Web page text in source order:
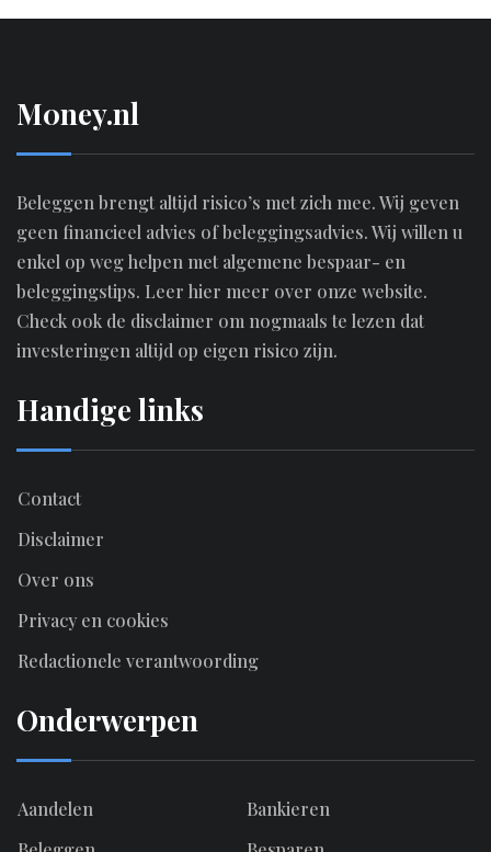
M0ney.nl
Beleggen brengt altijd risico’s met zich mee. Wij geven
geen financieel advies of beleggingsadvies. Wij willen u
enkel op weg helpen met algemene bespaar- en
beleggingstips. Leer hier meer over onze website.
Check ook de disclaimer om nogmaals te lezen dat
investeringen altijd op eigen risico zijn.
Handige links
Contact
Disclaimer
Over ons
Privacy en cookies
Redactionele verantwoording
Onderwerpen
Aandelen
Bankieren